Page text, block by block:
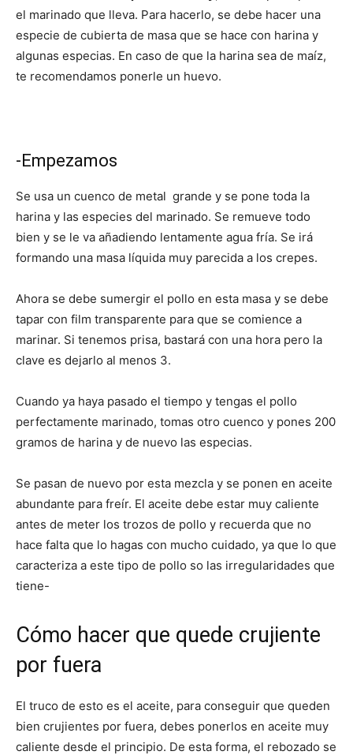
el marinado que lleva. Para hacerlo, se debe hacer una
especie de cubierta de masa que se hace con harina y
algunas especias. En caso de que la harina sea de maíz,
te recomendamos ponerle un huevo.
-Empezamos
Se usa un cuenco de metal grande y se pone toda la
harina y las especies del marinado. Se remueve todo
bien y se le va añadiendo lentamente agua fría. Se irá
formando una masa líquida muy parecida a los crepes.
Ahora se debe sumergir el pollo en esta masa y se debe
tapar con film transparente para que se comience a
marinar. Si tenemos prisa, bastará con una hora pero la
clave es dejarlo al menos 3.
Cuando ya haya pasado el tiempo y tengas el pollo
perfectamente marinado, tomas otro cuenco y pones 200
gramos de harina y de nuevo las especias.
Se pasan de nuevo por esta mezcla y se ponen en aceite
abundante para freír. El aceite debe estar muy caliente
antes de meter los trozos de pollo y recuerda que no
hace falta que lo hagas con mucho cuidado, ya que lo que
caracteriza a este tipo de pollo so las irregularidades que
tiene-
Cómo hacer que quede crujiente
por fuera
El truco de esto es el aceite, para conseguir que queden
bien crujientes por fuera, debes ponerlos en aceite muy
caliente desde el principio. De esta forma, el rebozado se